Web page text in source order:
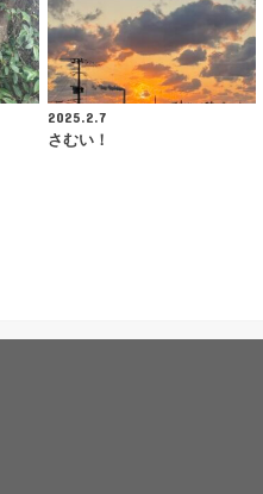
2025.2.7
さむい！